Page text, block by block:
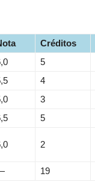
Créditos
5
4
3
5
2
19